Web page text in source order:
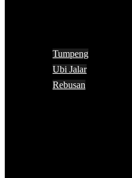
Tumpeng
Ubi Jalar
Rebusan